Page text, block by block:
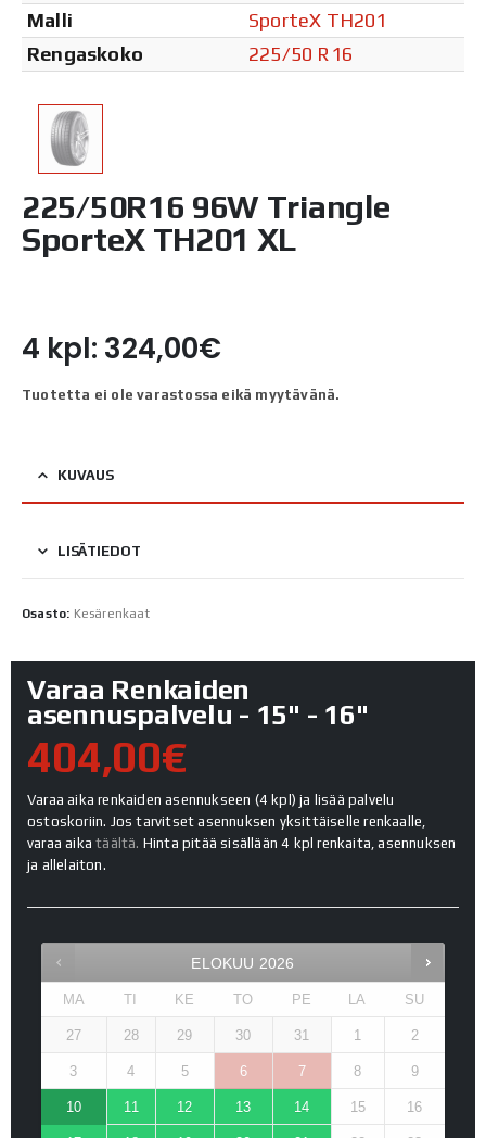
Malli
SporteX TH201
Rengaskoko
225/50 R16
225/50R16 96W Triangle
SporteX TH201 XL
4 kpl: 324,00€
Tuotetta ei ole varastossa eikä myytävänä.
KUVAUS
LISÄTIEDOT
Osasto: Kesärenkaat
Varaa Renkaiden
asennuspalvelu - 15" - 16"
404,00€
Varaa aika renkaiden asennukseen (4 kpl) ja lisää palvelu
ostoskoriin. Jos tarvitset asennuksen yksittäiselle renkaalle,
varaa aikatäältä. Hinta pitää sisällään 4 kpl renkaita, asennuksen
ja allelaiton.
ELOKUU 2026
MA TI KE TO PE LA SU
27 28 29 30 31 1 2
3 4 5 6 7 8 9
10 11 12 13 14 15 16